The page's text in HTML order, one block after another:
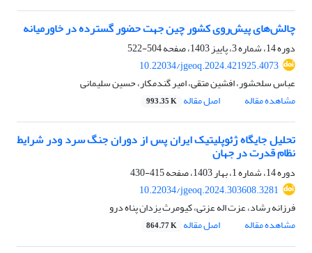
چالش‌های پیش‌روی کشور چین جهت حضور گسترده در خاورمیانه
دوره 14، شماره 3، پاییز 1403، صفحه
504-522
10.22034/jgeoq.2024.421925.4073
عباس سلحشور، افشین متقی، امیر گندمکار، حسین سلیمانی
مشاهده مقاله
اصل مقاله 993.35 K
تحلیل جایگاه ژئوپلیتیک ایران پس از دوران جنگ سرد ودر شرایط
نظام قدرت در جهان
دوره 14، شماره 1، بهار 1403، صفحه
415-430
10.22034/jgeoq.2024.303608.3281
فرزانه رشاد، عزت اله عزتی، کیومرث یزدان پناه درو
مشاهده مقاله
اصل مقاله 864.77 K